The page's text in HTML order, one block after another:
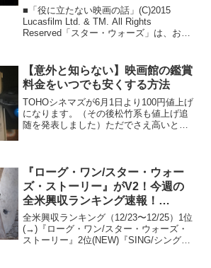
■「役に立たない映画の話」(C)2015
Lucasfilm Ltd. & TM. All Rights
Reserved「スター・ウォーズ」は、おっ
ですよ。先輩 ...
【意外と知らない】映画館の鑑賞
料金をいつでも安くする方法
TOHOシネマズが6月1日より100円値上げ
になります。（その後松竹系も値上げ追
随を発表しました）ただでさえ高いとい
し、日本の映画...
『ローグ・ワン/スター・ウォー
ズ・ストーリー』がV2！今週の
全米興収ランキング速報！
[12/23・24・25版]
全米興収ランキング（12/23〜12/25）1位
(→)『ローグ・ワン/スター・ウォーズ・
ストーリー』2位(NEW)『SING/シング』